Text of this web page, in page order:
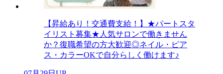
【昇給あり！交通費支給！】★パートスタ
イリスト募集★人気サロンで働きません
か？復職希望の方大歓迎◎ネイル・ピア
ス・カラーOKで自分らしく働けます♪